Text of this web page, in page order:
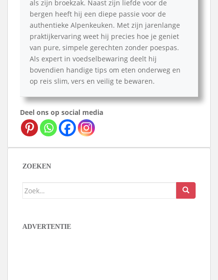
als zijn broekzak. Naast zijn liefde voor de
bergen heeft hij een diepe passie voor de
authentieke Alpenkeuken. Met zijn jarenlange
praktijkervaring weet hij precies hoe je geniet
van pure, simpele gerechten zonder poespas.
Als expert in voedselbewaring deelt hij
bovendien handige tips om eten onderweg en
op reis slim, vers en veilig te bewaren.
Deel ons op social media
ZOEKEN
Zoek
ADVERTENTIE